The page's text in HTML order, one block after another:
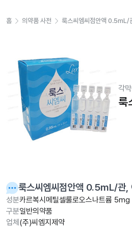
홈 의약품 사전 룩스씨엠씨점안액 0.5mL/
각
룩
룩스씨엠씨점안액 0.5mL/관,
성분카르복시메틸셀룰로오스나트륨 5mg
구분일반의약품
업체 (주)씨엠지제약